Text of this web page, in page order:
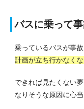
バスに乗って
乗っているバスが事
計画が立ち行かなく
できれば見たくない
なりそうな原因に心